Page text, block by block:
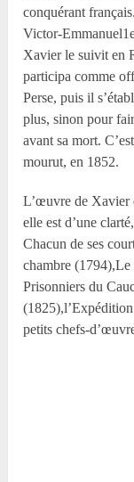
conquérant
Victor-
Xavier le suivit en
participa comme
Perse, puis il
plus, sinon pour
avant sa mort.
mourut, en 1852.
L’œuvre de Xavier
elle est d’une
Chacun de ses
chambre
Prisonniers du
petits chefs-